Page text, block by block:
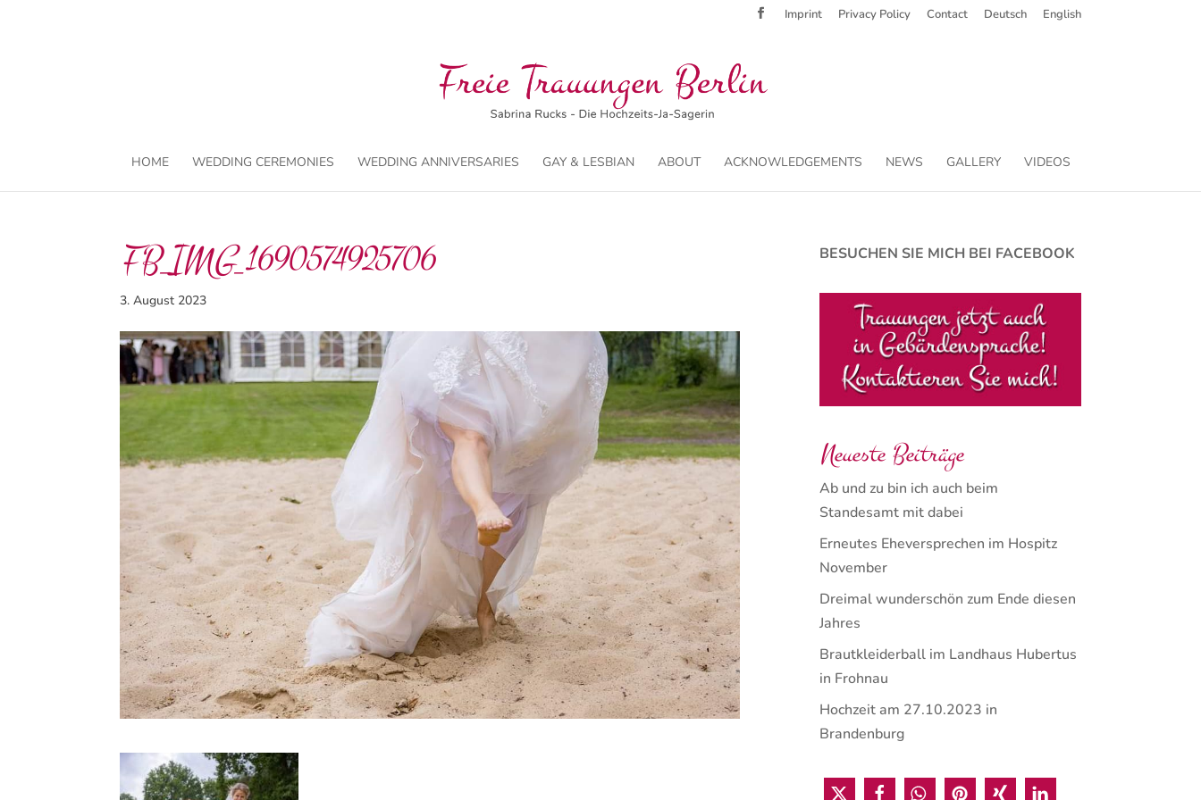
Imprint Privacy Policy Contact Deutsch English
HOME WEDDING CEREMONIES WEDDING ANNIVERSARIES GAY & LESBIAN ABOUT ACKNOWLEDGEMENTS NEWS GALLERY VIDEOS
FB_IMG_1690574925706
3. August 2023
BESUCHEN SIE MICH BEI FACEBOOK
Neueste Beiträge
Ab und zu bin ich auch beim
Standesamt mit dabei
Erneutes Eheversprechen im Hospitz
November
Dreimal wunderschön zum Ende diesen
Jahres
Brautkleiderball im Landhaus Hubertus
in Frohnau
Hochzeit am 27.10.2023 in
Brandenburg